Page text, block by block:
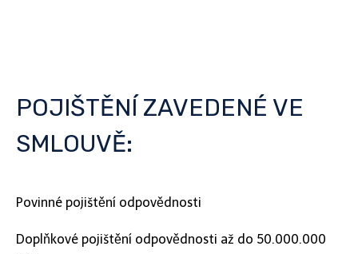
POJIŠTĚNÍ ZAVEDENÉ VE
SMLOUVĚ:
Povinné pojištění odpovědnosti
Doplňkové pojištění odpovědnosti až do 50.000.000